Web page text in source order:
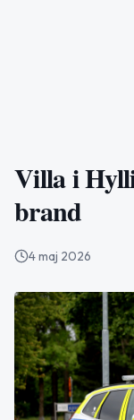
Villa i
brand
4 maj 2026